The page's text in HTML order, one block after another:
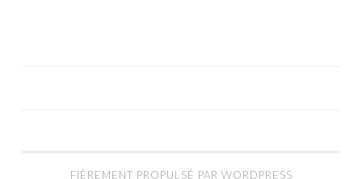
FIÈREMENT PROPULSÉ PAR WORDPRESS